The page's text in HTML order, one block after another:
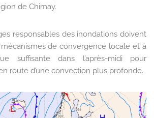
de Chimay.
responsables des inondations doivent
de convergence locale et à
suffisante dans l’après-midi pour
route d’une convection plus profonde.